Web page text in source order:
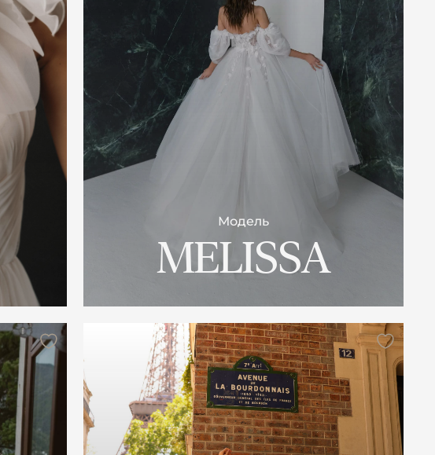
Модель
MELISSA